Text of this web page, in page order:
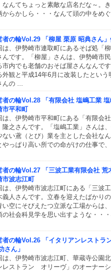
なんてちょっと素敵な店名だな～。
からかしら・・・なんて頭の中をめ
者の輪Vol.29 「柳屋 栗原 昭典さん
は、伊勢崎市連取町にあるそば処「
んです。「柳屋」さんは、伊勢崎市
市内でも老舗のおそば屋さんなんで
外観と平成14年6月に改装したという
んの ...
者の輪Vol.28 「有限会社 塩嶋工業
市平和町
は、伊勢崎市平和町にある「有限会
之さんです。「塩嶋工業」さんは
ない鳶（とび）業を主とした会社な
やっぱり高い所での命がけの仕事で
者の輪Vol.27 「三波工業有限会社 荒
市波志江町
は、伊勢崎市波志江町にある「三波
義人さんです。立春を迎えたばかり
い空にそびえたつ立派な工場からは
の社会科見学を思い出すような・・
者の輪Vol.26 「イタリアンレスト
さん」
は、伊勢崎市波志江町、華蔵寺公園
レストラン オリーヴ」のオーナ